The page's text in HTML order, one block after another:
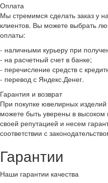
Оплата
Мы стремимся сделать заказ у
клиентов. Вы можете выбрать
оплаты:
- наличными курьеру при
- на расчетный счет в банке;
- перечисление средств с
- перевод с Яндекс.Денег.
Гарантия и возврат
При покупке ювелирных
можете быть уверены в
своей репутацией и несем
соответствии с
Гарантии
Наши гарантии качества